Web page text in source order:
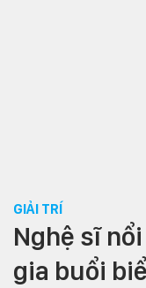
GIẢI TRÍ
Nghệ sĩ
gia buổi